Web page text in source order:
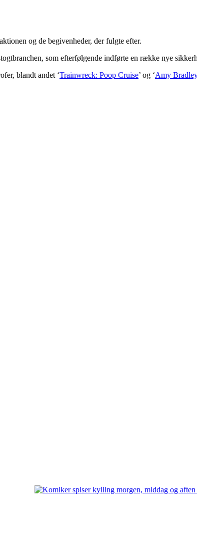
og de begivenheder, der fulgte efter.
som efterfølgende indførte en række nye
blandt andet ‘Trainwreck: Poop Cruise’ og ‘Amy